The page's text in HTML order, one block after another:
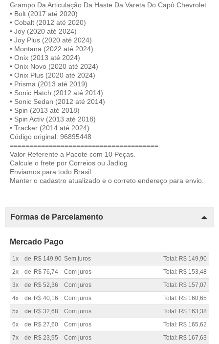
Grampo Da Articulação Da Haste Da Vareta Do Capô Chevrolet
• Bolt (2017 até 2020)
• Cobalt (2012 até 2020)
• Joy (2020 até 2024)
• Joy Plus (2020 até 2024)
• Montana (2022 até 2024)
• Onix (2013 até 2024)
• Onix Novo (2020 até 2024)
• Onix Plus (2020 até 2024)
• Prisma (2013 até 2019)
• Sonic Hatch (2012 até 2014)
• Sonic Sedan (2012 até 2014)
• Spin (2013 até 2018)
• Spin Activ (2013 até 2018)
• Tracker (2014 até 2024)
Código original: 96895448
======================================
Valor Referente a Pacote com 10 Peças.
Calcule o frete por Correios ou Jadlog
Enviamos para todo Brasil
Manter o cadastro atualizado e o correto endereço para envio.
Formas de Parcelamento
Mercado Pago
1x de R$ 149,90 Sem juros
Total: R$ 149,90
2x
de R$ 76,74 Com juros
Total: R$ 153,48
3x
de R$ 52,36 Com juros
Total: R$ 157,07
4x
de R$ 40,16 Com juros
Total: R$ 160,65
5x
de R$ 32,68 Com juros
Total: R$ 163,38
6x
de R$ 27,60 Com juros
Total: R$ 165,62
7x
de R$ 23,95 Com juros
Total: R$ 167,63